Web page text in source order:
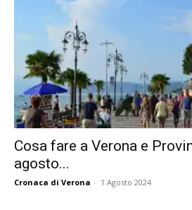
Cosa fare a Verona e
agosto...
Cronaca di Verona - 1 Agosto 2024